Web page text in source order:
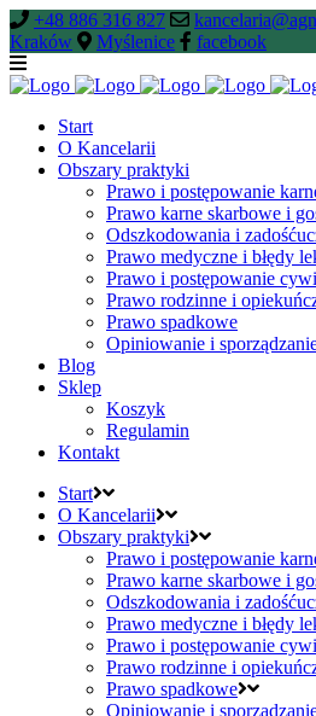
+48 886 316 827
Kraków
Myślenice facebook
Start
O Kancelarii
Obszary praktyki
Prawo i postępowanie
Prawo karne skarbowe i
Odszkodowania i
Prawo medyczne i błędy
Prawo i postępowanie
Prawo rodzinne i
Prawo spadkowe
Opiniowanie i
Blog
Sklep
Koszyk
Regulamin
Kontakt
Start
O Kancelarii
Obszary praktyki
Prawo i postępowanie
Prawo karne skarbowe i
Odszkodowania i
Prawo medyczne i błędy
Prawo i postępowanie
Prawo rodzinne i
Prawo spadkowe
Opiniowanie i